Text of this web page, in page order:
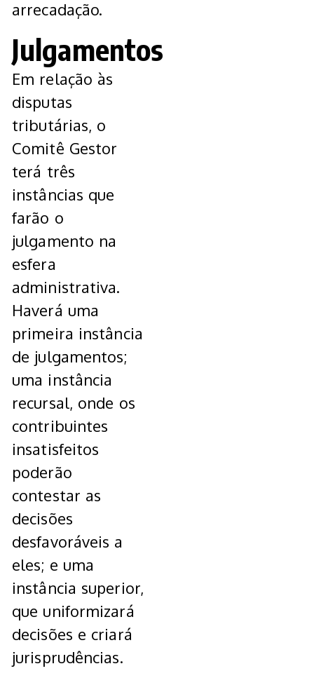
arrecadação.
Julgamentos
Em relação às
disputas
tributárias, o
Comitê Gestor
terá três
instâncias que
farão o
julgamento na
esfera
administrativa.
Haverá uma
primeira instância
de julgamentos;
uma instância
recursal, onde os
contribuintes
insatisfeitos
poderão
contestar as
decisões
desfavoráveis a
eles; e uma
instância superior,
que uniformizará
decisões e criará
jurisprudências.